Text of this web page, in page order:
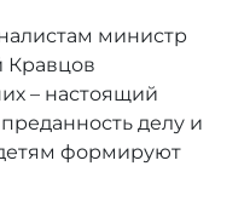
министр
Кравцов
– настоящий
делу и
формируют